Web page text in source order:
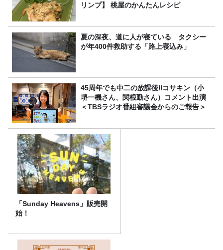
リンプ】 桃屋のかんたんレシピ
夏の深夜、道に人が寝ている タクシー
が年400件救助する「路上寝込み」
45周年でも中二の放課後‼コサキン（小
堺一機さん、関根勤さん）コメント出演
＜TBSラジオ番組審議会からのご報告＞
「Sunday Heavens」販売開
始！